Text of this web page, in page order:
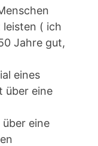
( ich
Jahre gut,
eines
über eine
über eine